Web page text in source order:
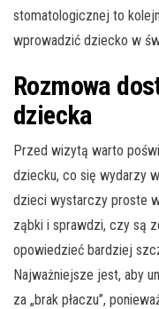
stomatologicznej to
wprowadzić dziecko w
Rozmowa
dziecka
Przed wizytą warto
dziecku, co się wydarzy
dzieci wystarczy proste
ząbki i sprawdzi, czy są
opowiedzieć bardziej
Najważniejsze jest, aby
za „brak płaczu”,